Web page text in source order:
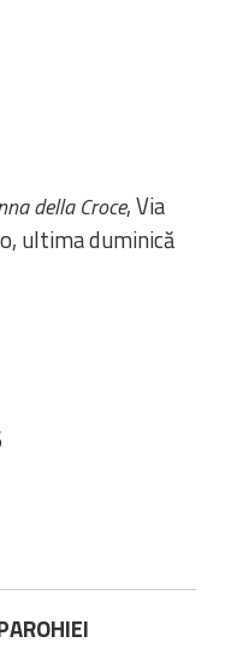
della Croce, Via
ultima duminică